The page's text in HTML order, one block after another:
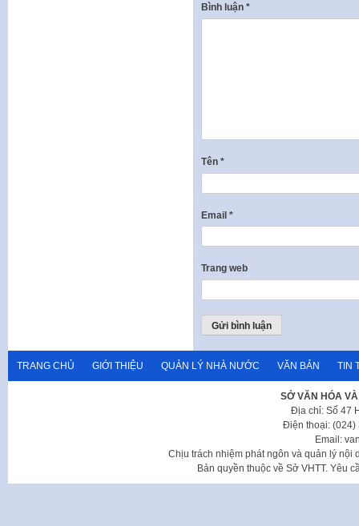
Bình luận *
Tên *
Email *
Trang web
TRANG CHỦ GIỚI THIỆU QUẢN LÝ NHÀ NƯỚC VĂN BẢN TIN
SỞ VĂN HÓA
Địa chỉ: Số 47
Điện thoại: (024)
Email:
Chịu trách nhiệm phát ngôn và quản lý nội
Bản quyền thuộc về Sở VHTT. Yêu